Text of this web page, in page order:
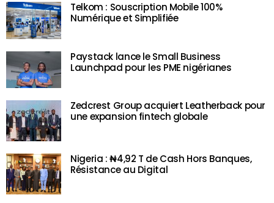
Telkom : Souscription Mobile 100%
Numérique et Simplifiée
Paystack lance le Small Business
Launchpad pour les PME nigérianes
Zedcrest Group acquiert Leatherback pour
une expansion fintech globale
Nigeria : ₦4,92 T de Cash Hors Banques,
Résistance au Digital